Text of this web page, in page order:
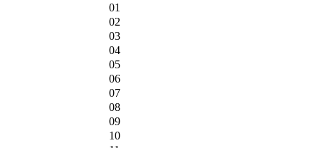
01
02
03
04
05
06
07
08
09
10